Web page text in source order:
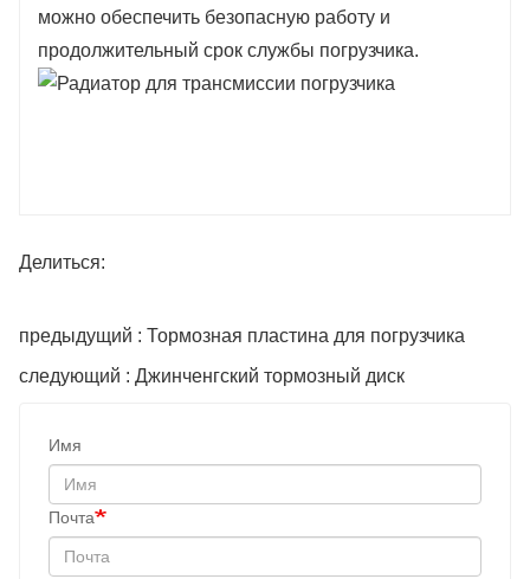
можно обеспечить безопасную работу и
продолжительный срок службы погрузчика.
Делиться:
предыдущий : Тормозная пластина для погрузчика
следующий : Джинченгский тормозный диск
Имя
Почта